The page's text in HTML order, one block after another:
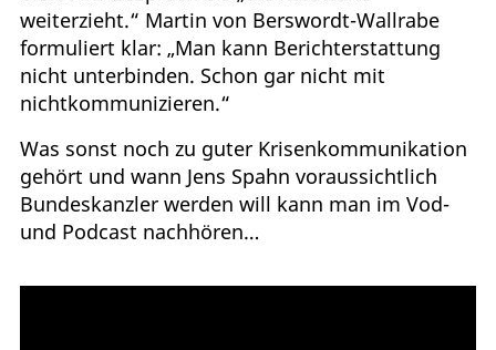
weiterzieht.“ Martin von Berswordt-Wallrabe
formuliert klar: „Man kann Berichterstattung
nicht unterbinden. Schon gar nicht mit
nichtkommunizieren.“
Was sonst noch zu guter Krisenkommunikation
gehört und wann Jens Spahn voraussichtlich
Bundeskanzler werden will kann man im Vod-
und Podcast nachhören…